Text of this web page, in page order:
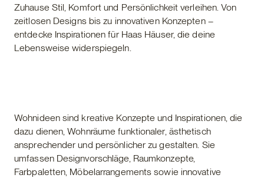
Zuhause Stil, Komfort und Persönlichkeit verleihen. Von
zeitlosen Designs bis zu innovativen Konzepten –
entdecke Inspirationen für Haas Häuser, die deine
Lebensweise widerspiegeln.
Wohnideen sind kreative Konzepte und Inspirationen, die
dazu dienen, Wohnräume funktionaler, ästhetisch
ansprechender und persönlicher zu gestalten. Sie
umfassen Designvorschläge, Raumkonzepte,
Farbpaletten, Möbelarrangements sowie innovative